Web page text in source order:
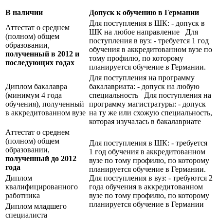
В наличии
Допуск к обучению в Германии
Аттестат о среднем
(полном) общем
образовании,
полученный в 2012 и
последующих годах
Для поступления в ШК: - допуск в
ШК на любое направление Для
поступления в вуз: - требуется 1 год
обучения в аккредитованном вузе по
тому профилю, по которому
планируется обучение в Германии.
Диплом бакалавра
(минимум 4 года
обучения), полученный
в аккредитованном вузе
Для поступления на программу
бакалавриата: - допуск на любую
специальность Для поступления на
программу магистратуры: - допуск
на ту же или схожую специальность,
которая изучалась в бакалавриате
Аттестат о среднем
(полном) общем
образовании,
полученный до 2012
года
Для поступления в ШК: - требуется
1 год обучения в аккредитованном
вузе по тому профилю, по которому
планируется обучение в Германии.
Для поступления в вуз: - требуются 2
года обучения в аккредитованном
вузе по тому профилю, по которому
планируется обучение в Германии
Диплом
квалифицированного
работника
Диплом младшего
специалиста